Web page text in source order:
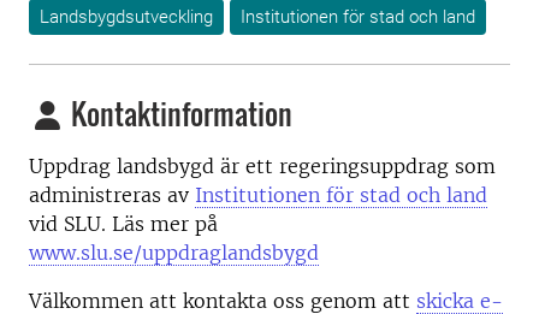
Landsbygdsutveckling Institutionen för stad och land
Kontaktinformation
Uppdrag landsbygd är ett regeringsuppdrag som
administreras av Institutionen för stad och land
vid SLU. Läs mer på
www.slu.se/uppdraglandsbygd
Välkommen att kontakta oss genom att skicka e-